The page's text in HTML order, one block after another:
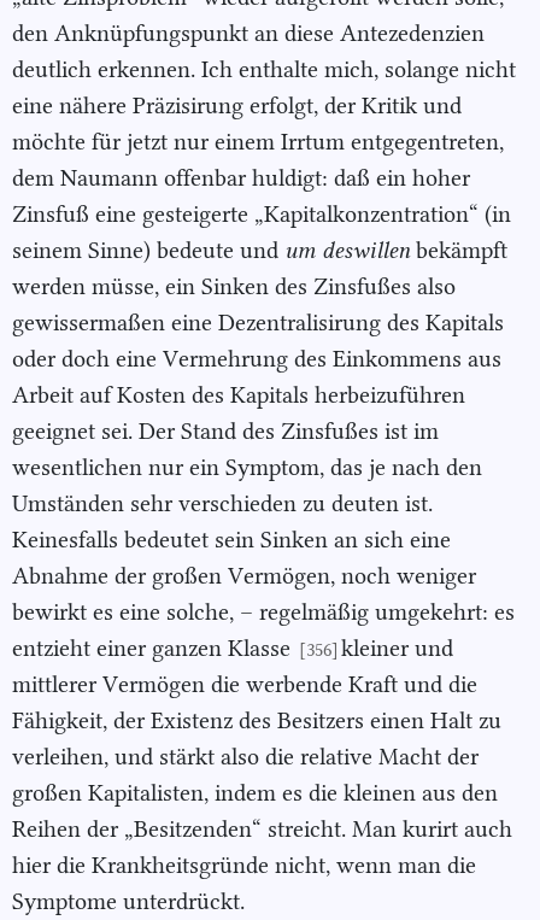
den Anknüpfungspunkt an diese Antezedenzien
deutlich erkennen. Ich enthalte mich, solange nicht
eine nähere Präzisirung erfolgt, der Kritik und
möchte für jetzt nur einem Irrtum entgegentreten,
dem Naumann offenbar huldigt: daß ein hoher
Zinsfuß eine gesteigerte „Kapitalkonzentration“ (in
seinem Sinne) bedeute und um deswillenbekämpft
werden müsse, ein Sinken des Zinsfußes also
gewissermaßen eine Dezentralisirung des Kapitals
oder doch eine Vermehrung des Einkommens aus
Arbeit auf Kosten des Kapitals herbeizuführen
geeignet sei. Der Stand des Zinsfußes ist im
wesentlichen nur ein Symptom, das je nach den
Umständen sehr verschieden zu deuten ist.
Keinesfalls bedeutet sein Sinken an sich eine
Abnahme der großen Vermögen, noch weniger
bewirkt es eine solche, – regelmäßig umgekehrt: es
entzieht einer ganzen Klasse [356] kleiner und
mittlerer Vermögen die werbende Kraft und die
Fähigkeit, der Existenz des Besitzers einen Halt zu
verleihen, und stärkt also die relative Macht der
großen Kapitalisten, indem es die kleinen aus den
Reihen der „Besitzenden“ streicht. Man kurirt auch
hier die Krankheitsgründe nicht, wenn man die
Symptome unterdrückt.